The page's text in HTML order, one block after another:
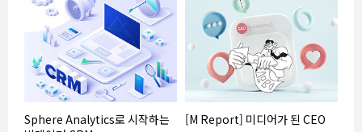
Sphere Analytics로 시작하는
[M Report] 미디어가 된 CEO